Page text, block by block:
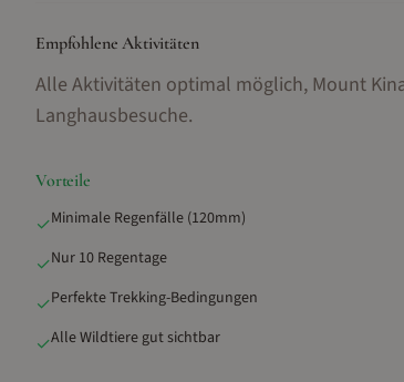
Empfohlene Aktivitäten
Alle Aktivitäten optimal möglich, Mount
Langhausbesuche.
Vorteile
✓Minimale Regenfälle (120mm)
✓Nur 10 Regentage
✓Perfekte Trekking-Bedingungen
✓Alle Wildtiere gut sichtbar